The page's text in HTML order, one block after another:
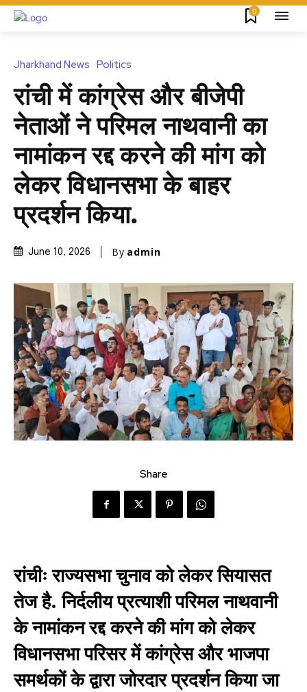
0
Jharkhand News Politics
रांची में कांग्रेस और बीजेपी
नेताओं ने परिमल नाथवानी का
नामांकन रद्द करने की मांग को
लेकर विधानसभा के बाहर
प्रदर्शन किया.
June 10, 2026 By admin
Share
रांचीःराज्यसभा चुनाव को लेकर सियासत
तेज है. निर्दलीय प्रत्याशी परिमल नाथवानी
के नामांकन रद्द करने की मांग को लेकर
विधानसभा परिसर में कांग्रेस और भाजपा
समर्थकों के द्वारा जोरदार प्रदर्शन किया जा